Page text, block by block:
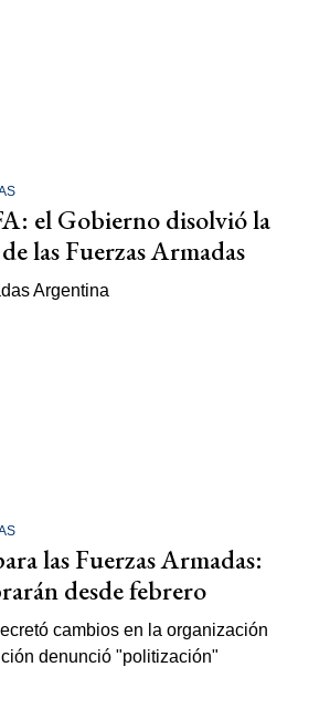
el Gobierno disolvió la
las Fuerzas Armadas
las Fuerzas Armadas:
desde febrero